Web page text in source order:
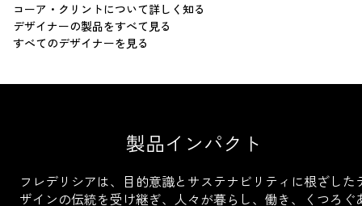
コーア・クリントについて詳しく知る
デザイナーの製品をすべて見る
すべてのデザイナーを見る
製品インパクト
フレデリシアは、目的意識とサステナビリティに根ざした
ザインの伝統を受け継ぎ、人々が暮らし、働き、くつろぐ